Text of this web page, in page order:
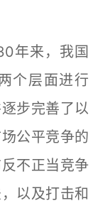
年来，我国
个层面进行
步完善了以
公平竞争的
不正当竞争
以及打击和